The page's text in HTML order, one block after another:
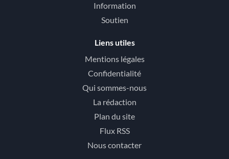
Information
Soutien
Liens utiles
Mentions légales
Confidentialité
Qui sommes-nous
La rédaction
Plan du site
Flux RSS
Nous contacter